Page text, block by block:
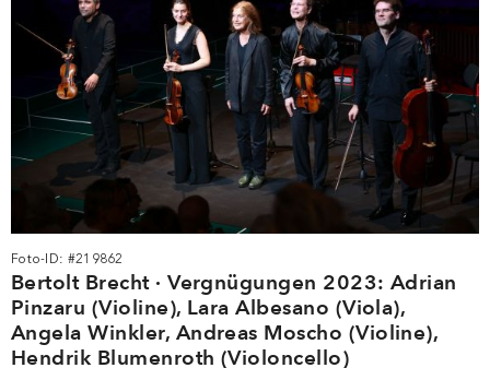
Foto-ID: #219862
Bertolt Brecht · Vergnügungen 2023: Adrian
Pinzaru (Violine), Lara Albesano (Viola),
Angela Winkler, Andreas Moscho (Violine),
Hendrik Blumenroth (Violoncello)